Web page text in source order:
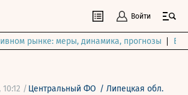
Войти
рынке: меры, динамика, прогнозы
10:12 / Центральный ФО / Липецкая обл.